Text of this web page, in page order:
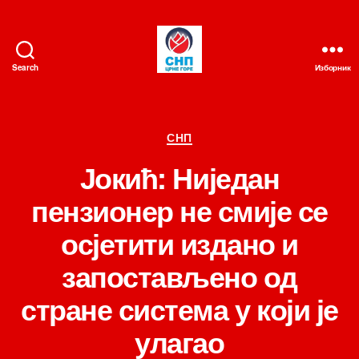
Search Изборник
Категорије
СНП
Јокић: Ниједан
пензионер не смије се
осјетити издано и
запостављено од
стране система у који је
улагао